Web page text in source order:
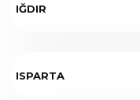
IĞDIR
ISPARTA